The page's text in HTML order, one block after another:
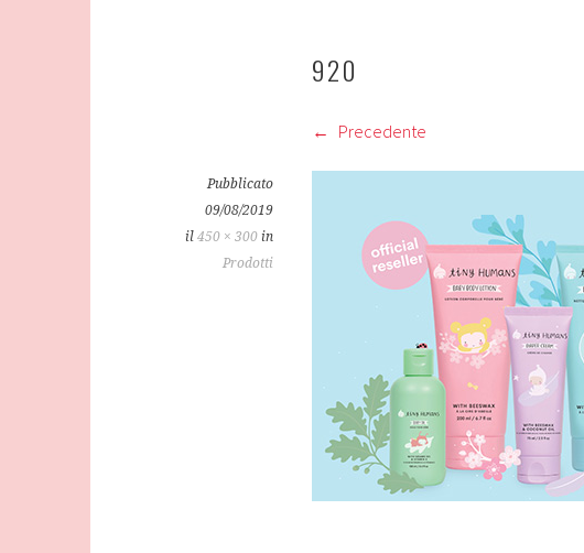
920
Precedente
Pubblicato
09/08/2019
il 450 × 300 in
Prodotti